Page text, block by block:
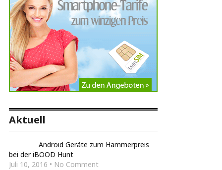
Aktuell
Android Geräte zum Hammerpreis
bei der iBOOD Hunt
Juli 10, 2016 • No Comment